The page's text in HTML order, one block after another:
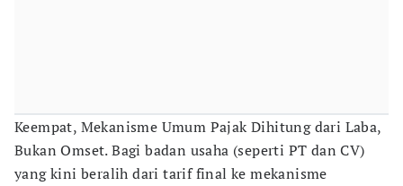
Keempat, Mekanisme Umum Pajak Dihitung dari Laba,
Bukan Omset. Bagi badan usaha (seperti PT dan CV)
yang kini beralih dari tarif final ke mekanisme